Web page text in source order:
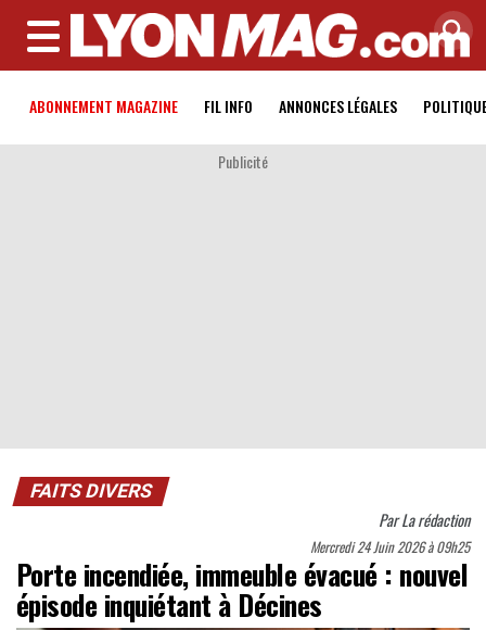
MENU
ABONNEMENT MAGAZINE FIL INFO ANNONCES LÉGALES
Publicité
FAITS DIVERS
ParLa rédaction
Mercredi 24 Juin 2026 à 09h25
Porte incendiée, immeuble évacué : nouvel
épisode inquiétant à Décines